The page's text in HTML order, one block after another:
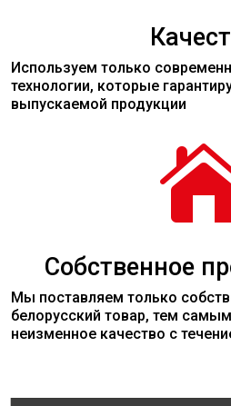
Используем только
технологии, которые
выпускаемой продукции
Собственное
Мы поставляем только
белорусский товар, тем
неизменное качество с